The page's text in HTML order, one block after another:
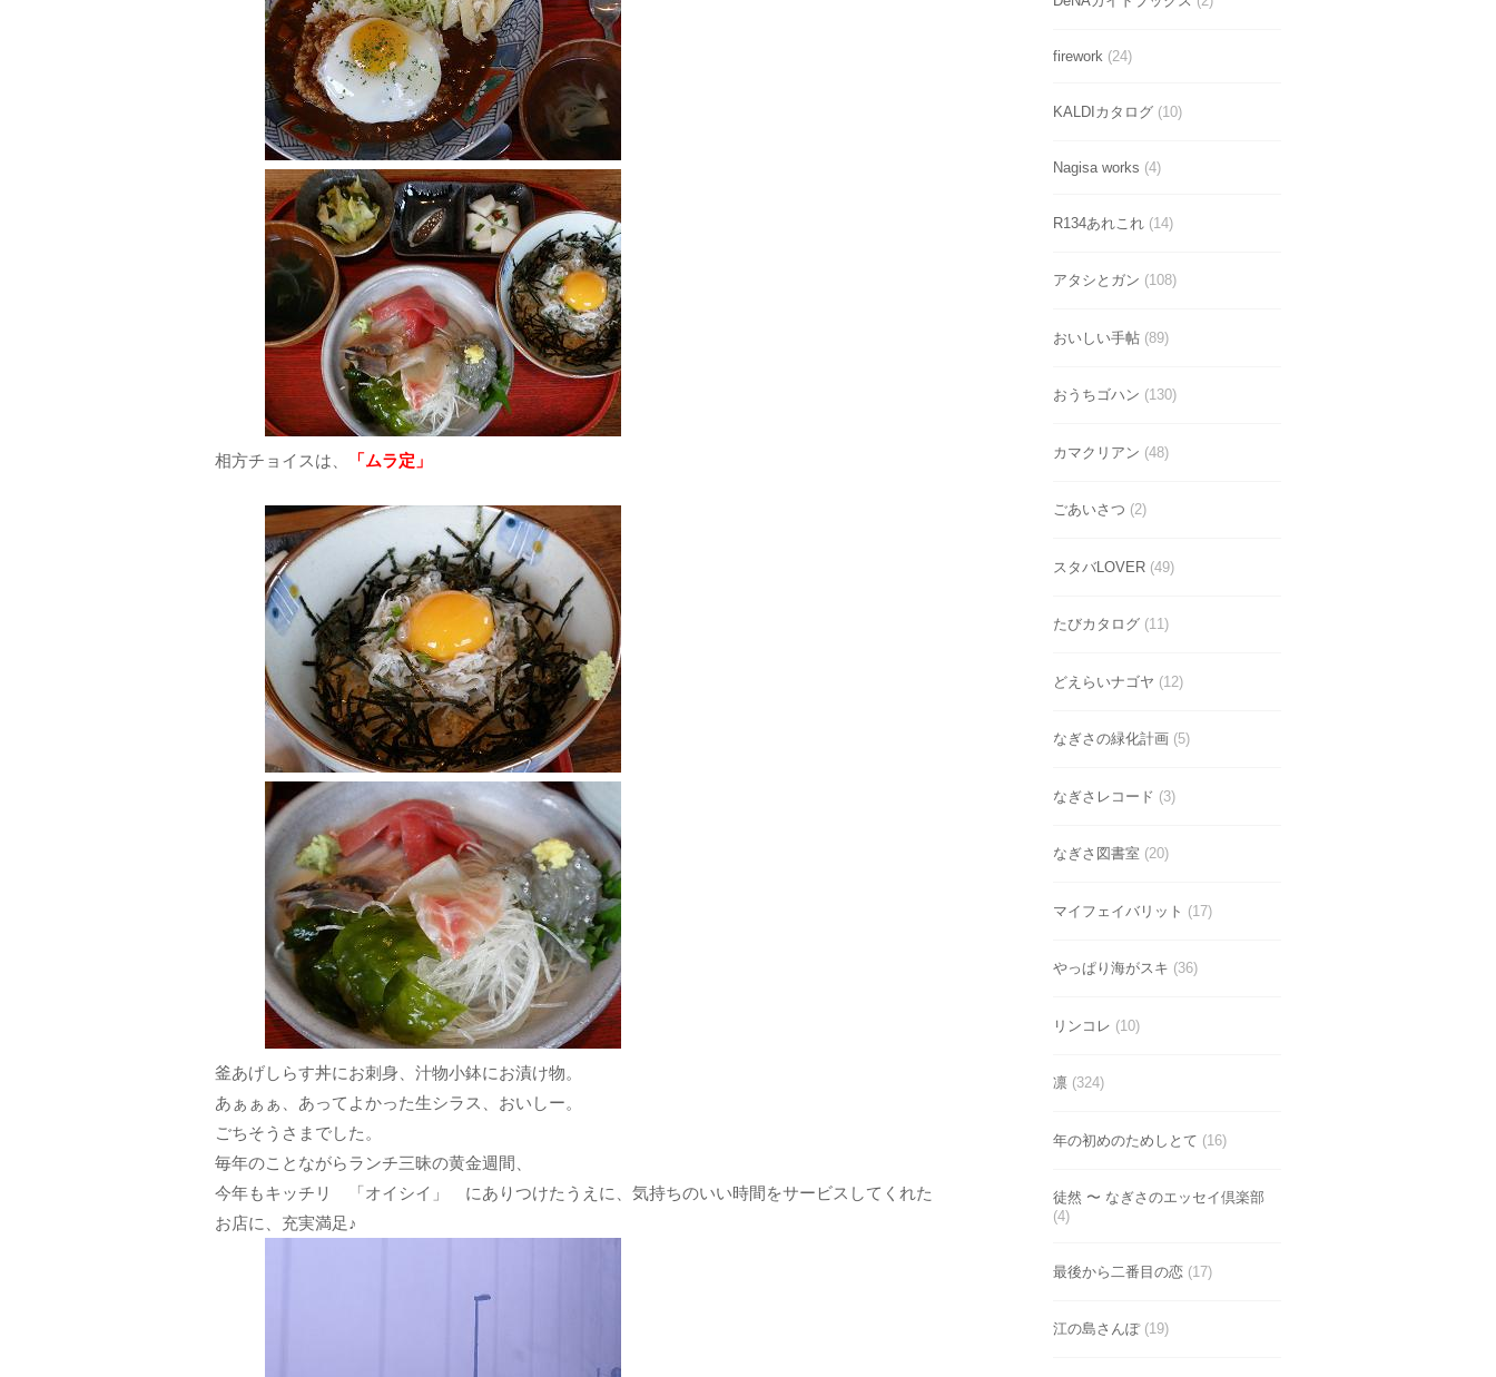
相方チョイスは、 「ムラ定」
釜あげしらす丼にお刺身、汁物小鉢にお漬け物。
あぁぁぁ、あってよかった生シラス、おいしー。
ごちそうさまでした。
毎年のことながらランチ三昧の黄金週間、
今年もキッチリ 「オイシイ」 にありつけたうえに、気持ちのいい時間をサービスしてくれた
お店に、充実満足♪
firework(24)
KALDIカタログ(10)
Nagisa works (4)
R134あれこれ(14)
アタシとガン (108)
おいしい手帖(89)
おうちゴハン (130)
カマクリアン (48)
ごあいさつ (2)
スタバLOVER(49)
たびカタログ(11)
どえらいナゴヤ (12)
なぎさの緑化計画(5)
なぎさレコード (3)
なぎさ図書室 (20)
マイフェイバリット (17)
やっぱり海がスキ (36)
リンコレ (10)
凛(324)
年の初めのためしとて (16)
徒然 〜 なぎさのエッセイ倶楽部
(4)
最後から二番目の恋(17)
江の島さんぽ(19)